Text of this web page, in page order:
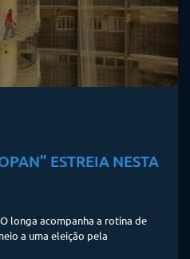
ESTREIA NESTA
longa acompanha a rotina de
a uma eleição pela